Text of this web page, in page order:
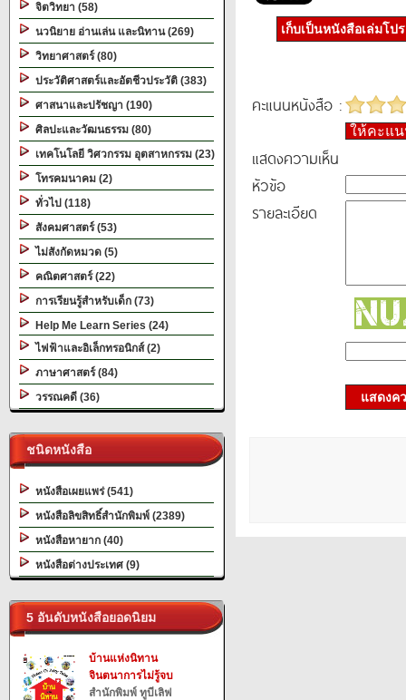
จิตวิทยา (58)
นวนิยาย อ่านเล่น และนิทาน (269)
วิทยาศาสตร์ (80)
ประวัติศาสตร์และอัตชีวประวัติ (383)
ศาสนาและปรัชญา (190)
ศิลปะและวัฒนธรรม (80)
เทคโนโลยี วิศวกรรม อุตสาหกรรม (23)
โทรคมนาคม (2)
ทั่วไป (118)
สังคมศาสตร์ (53)
ไม่สังกัดหมวด (5)
คณิตศาสตร์ (22)
การเรียนรู้สำหรับเด็ก (73)
Help Me Learn Series (24)
ไฟฟ้าและอิเล็กทรอนิกส์ (2)
ภาษาศาสตร์ (84)
วรรณคดี (36)
ชนิดหนังสือ
หนังสือเผยแพร่ (541)
หนังสือลิขสิทธิ์สำนักพิมพ์ (2389)
หนังสือหายาก (40)
หนังสือต่างประเทศ (9)
5 อันดับหนังสือยอดนิยม
บ้านแห่งนิทาน
จินตนาการไม่รู้จบ
สำนักพิมพ์ ทูบีเลิฟ
เก็บเป็นหนังสือเล่มโป
คะแนนหนังสือ :
ให้คะแ
แสดงความเห็น
หัวข้อ
รายละเอียด
แสดงค